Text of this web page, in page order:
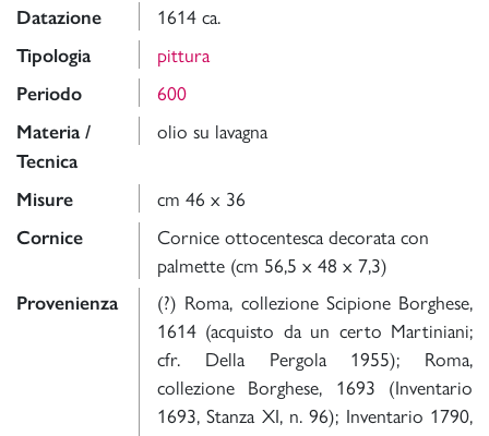
Datazione 1614 ca.
Tipologia pittura
Periodo 600
Materia /
Tecnica
olio su lavagna
Misure cm 46 x 36
Cornice
Cornice ottocentesca decorata con
palmette (cm 56,5 x 48 x 7,3)
Provenienza
(?) Roma, collezione Scipione Borghese,
1614 (acquisto da un certo Martiniani;
cfr. Della Pergola 1955); Roma,
collezione Borghese, 1693 (Inventario
1693, Stanza XI, n. 96); Inventario 1790,